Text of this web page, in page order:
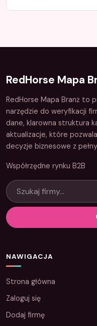
RedHorse Mapa
RedHorse Mapa Branż to
narzędzie do weryfikacji
dane, klarowna struktura
aktualizacje, które
decyzje biznesowe z
Współrzędne rynku B2B
NAWIGACJA
Strona główna
Zaloguj się
Dodaj firmę